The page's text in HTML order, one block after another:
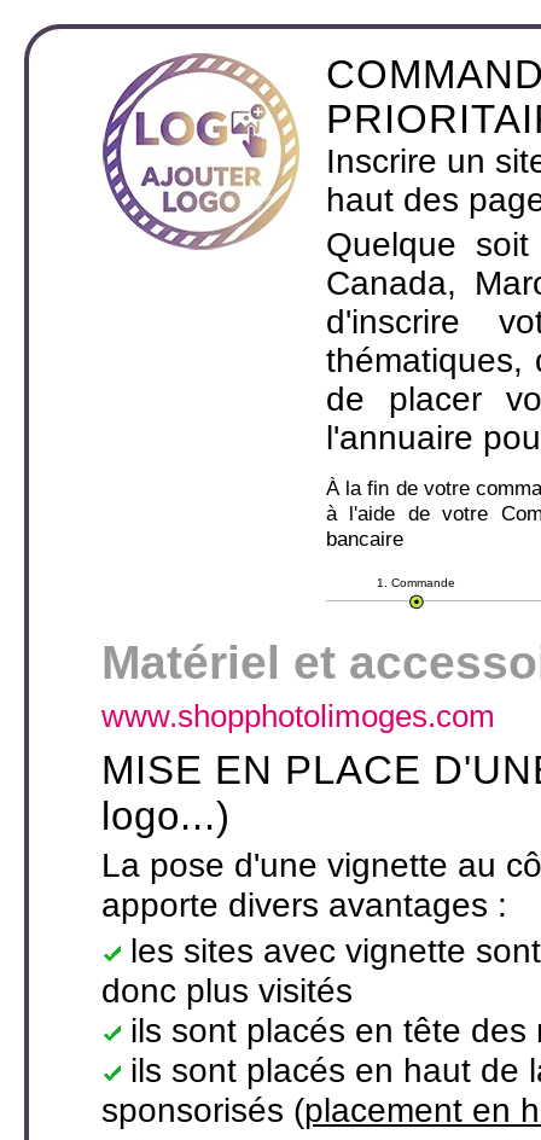
Inscrire un
haut des
Quelque
Canada,
d'inscrire
thématiques,
de placer
l'annuaire
À la fin de votre
à l'aide de votre
bancaire
1. Commande
Matériel et
www.shopphotolimoges.com
MISE EN PLACE
logo...)
La pose d'une vignette au
apporte divers avantages :
les sites avec vignette
donc plus visités
ils sont placés en tête
ils sont placés en haut de
sponsorisés (placement en